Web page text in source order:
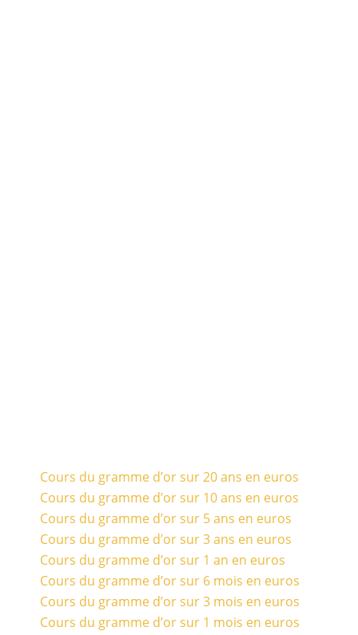
Cours du gramme d’or sur 20 ans en euros
Cours du gramme d’or sur 10 ans en euros
Cours du gramme d’or sur 5 ans en euros
Cours du gramme d’or sur 3 ans en euros
Cours du gramme d’or sur 1 an en euros
Cours du gramme d’or sur 6 mois en euros
Cours du gramme d’or sur 3 mois en euros
Cours du gramme d’or sur 1 mois en euros